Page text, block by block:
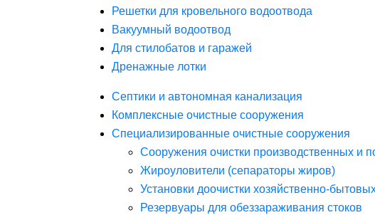
Решетки для кровельного водоотвода
Вакуумный водоотвод
Для стилобатов и гаражей
Дренажные лотки
Септики и автономная канализация
Комплексные очистные сооружения
Специализированные очистные сооружения
Сооружения очистки производственных и
Жироуловители (сепараторы жиров)
Установки доочистки хозяйственно-
Резервуары для обеззараживания стоков